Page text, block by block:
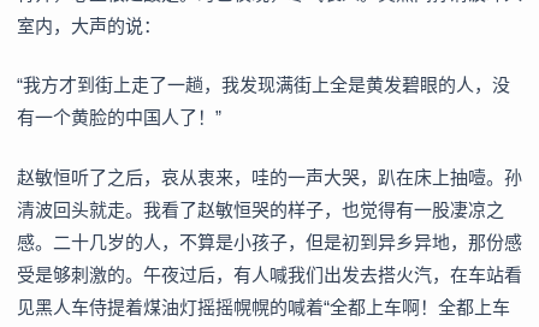
室内，大声的说：
“我方才到街上走了一趟，我发现满街上全是黄发碧眼的人，没
有一个黄脸的中国人了！”
赵敏恒听了之后，哀从衷来，哇的一声大哭，趴在床上抽噎。孙
清波回头就走。我看了赵敏恒哭的样子，也觉得有一股凄凉之
感。二十几岁的人，不算是小孩子，但是初到异乡异地，那份感
受是够刺激的。午夜过后，有人喊我们出发去搭火汽，在车站看
见黑人车侍提着煤油灯摇摇幌幌的喊着“全都上车啊！全都上车